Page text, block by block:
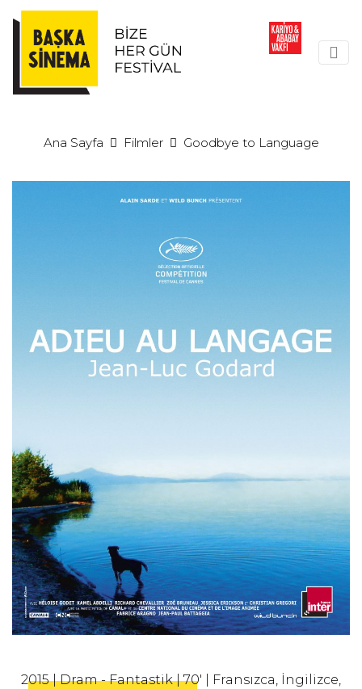
Ana Sayfa Filmler Goodbye to Language
2015 | Dram - Fantastik | 70' | Fransızca, İngilizce,